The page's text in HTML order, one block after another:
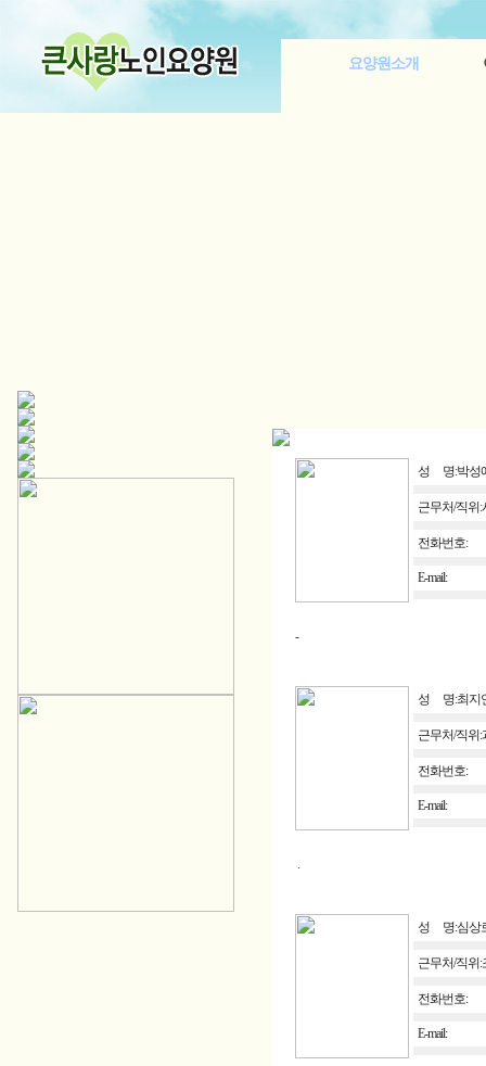
요양원소개
성 명:박성
근무처/직위:
전화번호:
E-mail:
-
성 명:최지
근무처/직위
전화번호:
E-mail:
.
성 명:심상
근무처/직위:
전화번호:
E-mail: